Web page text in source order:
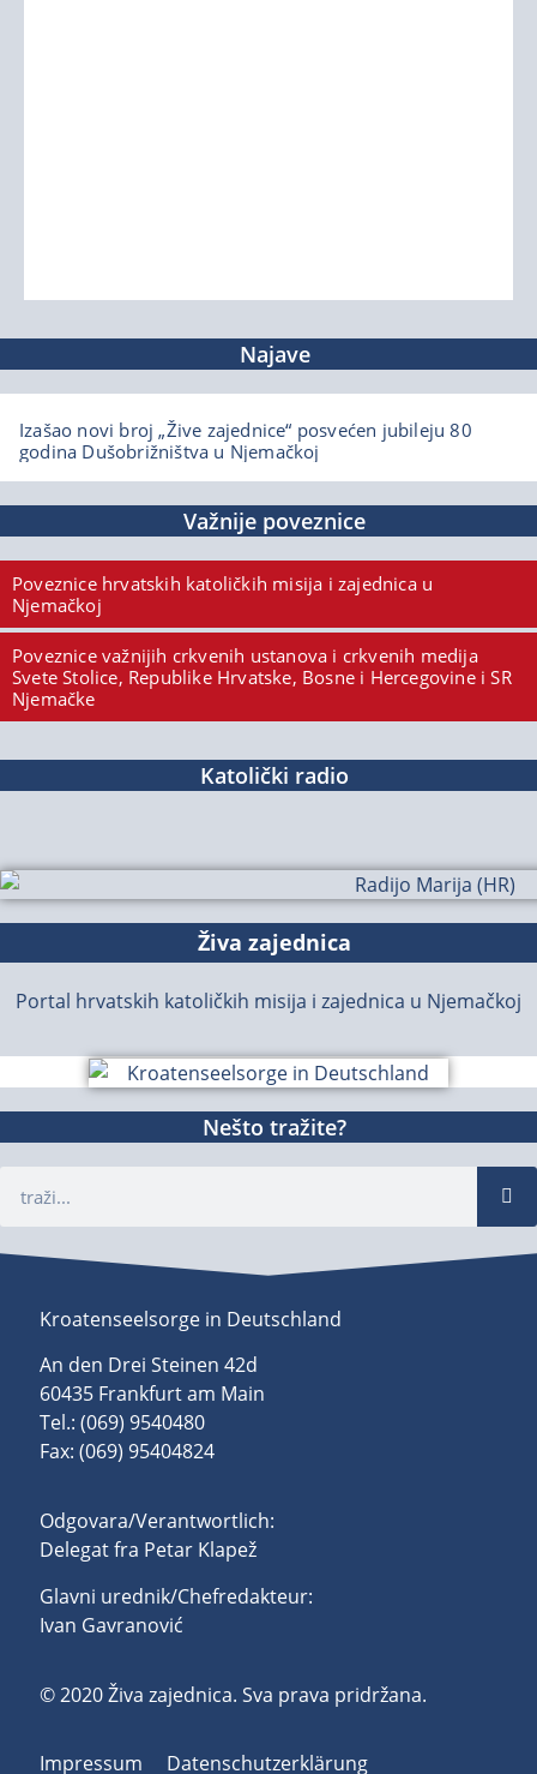
Najave
Izašao novi broj „Žive zajednice“ posvećen jubileju 80
godina Dušobrižništva u Njemačkoj
Važnije poveznice
Poveznice hrvatskih katoličkih misija i zajednica u
Njemačkoj
Poveznice važnijih crkvenih ustanova i crkvenih medija
Svete Stolice, Republike Hrvatske, Bosne i Hercegovine i SR
Njemačke
Katolički radio
Živa zajednica
Portal hrvatskih katoličkih misija i zajednica u Njemačkoj
Nešto tražite?
Kroatenseelsorge in Deutschland
An den Drei Steinen 42d
60435 Frankfurt am Main
Tel.: (069) 9540480
Fax: (069) 95404824
Odgovara/Verantwortlich:
Delegat fra Petar Klapež
Glavni urednik/Chefredakteur:
Ivan Gavranović
© 2020 Živa zajednica. Sva prava pridržana.
Impressum
Datenschutzerklärung